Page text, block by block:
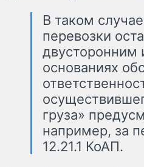
В таком
перевозки
двусторонним
основаниях
груза»
например, за
12.21.1 КоАП.